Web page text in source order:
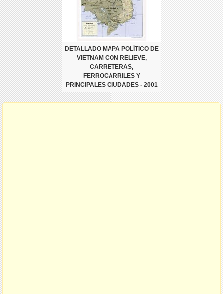
DETALLADO MAPA POLÍTICO DE
VIETNAM CON RELIEVE,
CARRETERAS,
FERROCARRILES Y
PRINCIPALES CIUDADES - 2001